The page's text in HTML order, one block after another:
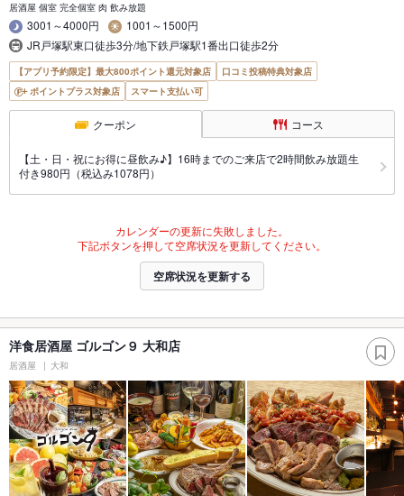
居酒屋 個室 完全個室 肉 飲み放題
3001～4000円
1001～1500円
JR戸塚駅東口徒歩3分/地下鉄戸塚駅1番出口徒歩2分
【アプリ予約限定】最大800ポイント還元対象店
口コミ投稿特典対象店
ポイントプラス対象店
スマート支払い可
クーポン コース
【土・日・祝にお得に昼飲み♪】16時までのご来店で2時間飲み放題生
付き980円（税込み1078円）
カレンダーの更新に失敗しました。
下記ボタンを押して空席状況を更新してください。
空席状況を更新する
洋食居酒屋 ゴルゴン９ 大和店
居酒屋 大和